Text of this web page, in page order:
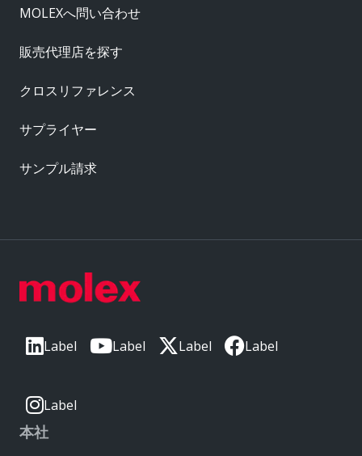
Label Label Label Label
Label
本社
MOLEXへ問い合わせ
販売代理店を探す
クロスリファレンス
サプライヤー
サンプル請求